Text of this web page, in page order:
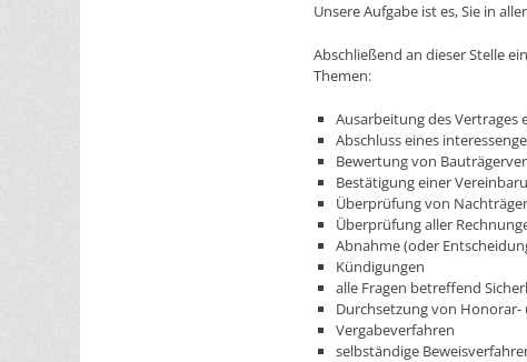
Unsere Aufgabe ist es, Sie in
Abschließend an dieser Stelle
Themen:
Ausarbeitung des Vertrages
Abschluss eines
Bewertung von
Bestätigung einer
Überprüfung von
Überprüfung aller
Abnahme (oder
Kündigungen
alle Fragen betreffend
Durchsetzung von
Vergabeverfahren
selbständige